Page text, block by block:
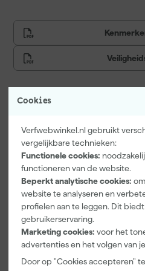
Cookies
Verfwebwinkel.nl gebruikt
vergelijkbare technieken:
Functionele cookies:
functioneren van de website.
Beperkt analytische cookies:
website te analyseren en
profielen aan te leggen. Dit
gebruikerservaring.
Marketing cookies: voor het
advertenties en het volgen van
Door op "Cookies accepteren"
Little Greene
Kip Tape